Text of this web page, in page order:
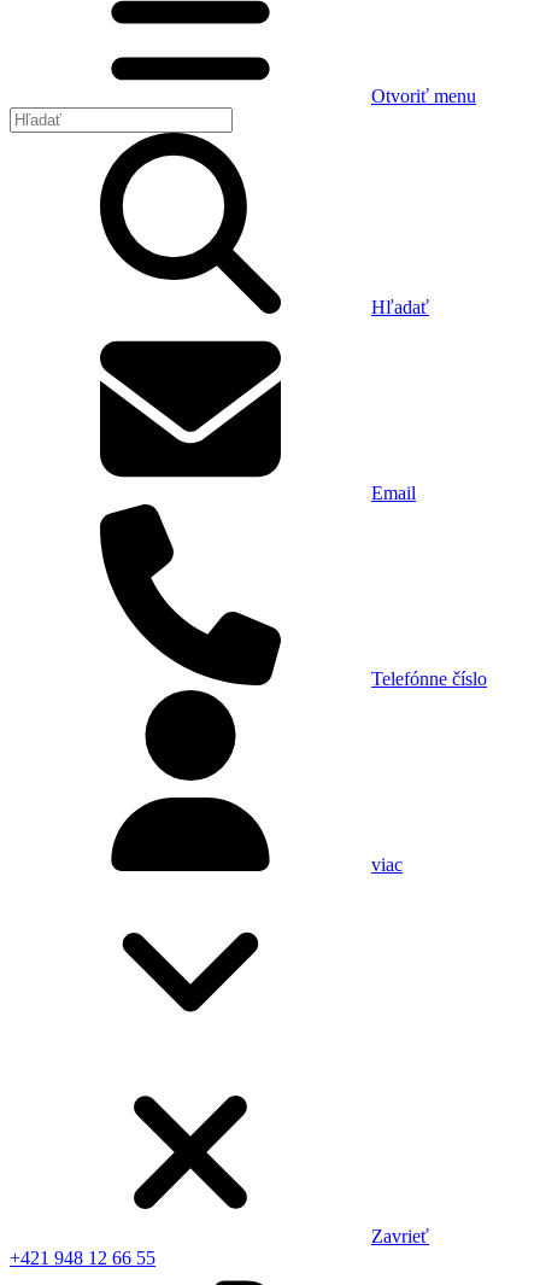
Otvoriť menu
Hľadať
Email
Telefónne číslo
viac
Zavrieť
+421 948 12 66 55